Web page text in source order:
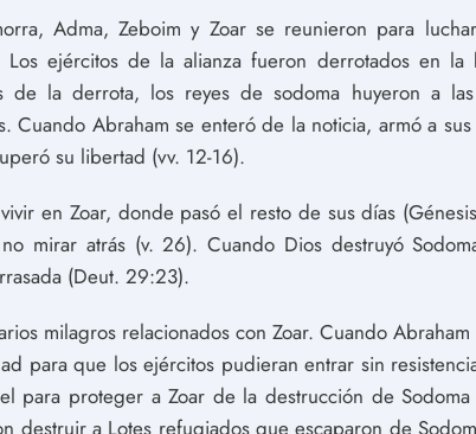
Adma, Zeboim y Zoar se reunieron para
ejércitos de la alianza fueron derrotados en
de la derrota, los reyes de sodoma huyeron a
Cuando Abraham se enteró de la noticia, armó a
su libertad (vv. 12-16).
en Zoar, donde pasó el resto de sus días
mirar atrás (v. 26). Cuando Dios destruyó
(Deut. 29:23).
milagros relacionados con Zoar. Cuando
para que los ejércitos pudieran entrar sin
para proteger a Zoar de la destrucción de
destruir a Lotes refugiados que escaparon de